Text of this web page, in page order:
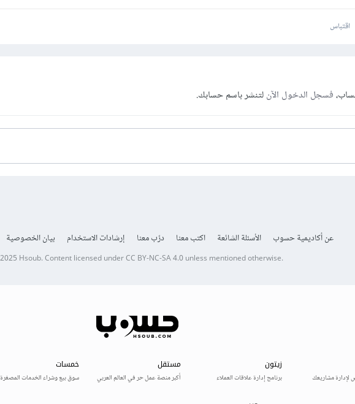
اقتباس
فسجل الدخول الآنلتنشر باسم حسابك.
عن أكاديمية حسوب الأسئلة الشائعة اكتب معنا درّب معنا إرشادات الاستخدام بيان الخصوصية
Hsoub.Content licensed underCC BY-NC-SA 4.0unless mentioned otherwise.